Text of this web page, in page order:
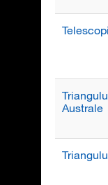
Australe